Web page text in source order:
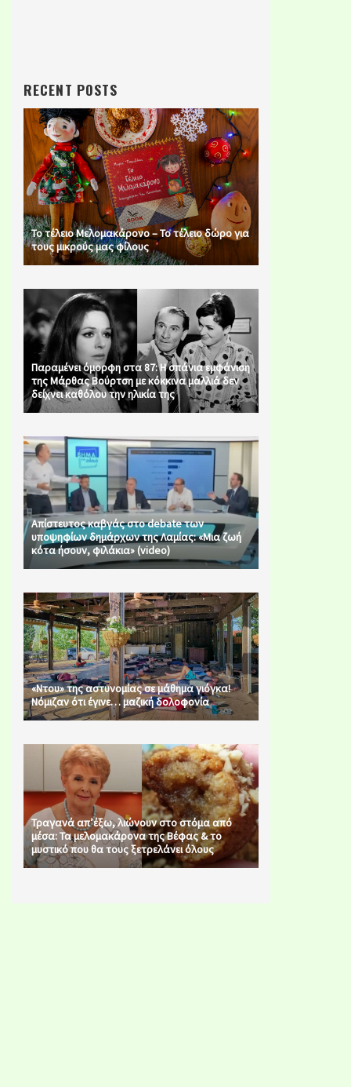
RECENT POSTS
Το τέλειο Μελομακάρονο – Το τέλειο δώρο για
τους μικρούς μας φίλους
Παραμένει όμορφη στα 87: Η σπάνια εμφάνιση
της Μάρθας Βούρτση με κόκκινα μαλλιά δεν
δείχνει καθόλου την ηλικία της
Απίστευτος καβγάς στο debate των
υποψηφίων δημάρχων της Λαμίας: «Μια ζωή
κότα ήσουν, φιλάκια» (video)
«Ντου» της αστυνομίας σε μάθημα γιόγκα!
Νόμιζαν ότι έγινε… μαζική δολοφονία
Τραγανά απ’έξω, λιώνουν στο στόμα από
μέσα: Τα μελομακάρονα της Βέφας & το
μυστικό που θα τους ξετρελάνει όλους